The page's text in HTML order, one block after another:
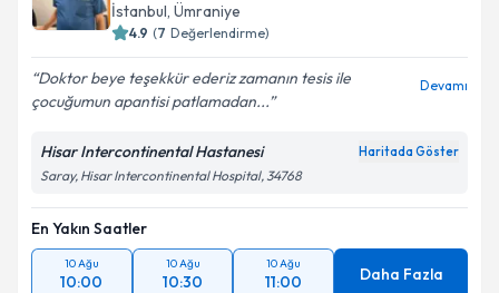
İstanbul, Ümraniye
4.9 (7 Değerlendirme)
Doktor beye teşekkür ederiz zamanın tesis ile
çocuğumun apantisi patlamadan...
Devamı
Hisar Intercontinental Hastanesi Haritada Göster
Saray, Hisar Intercontinental Hospital, 34768
En Yakın Saatler
10 Ağu
10:00
10 Ağu
10:30
10 Ağu
11:00 Daha Fazla